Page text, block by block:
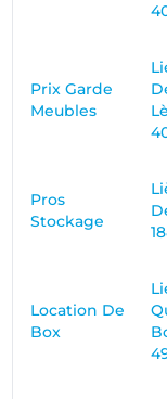
Prix Garde
Meubles
Pros
Stockage
Location De
Box